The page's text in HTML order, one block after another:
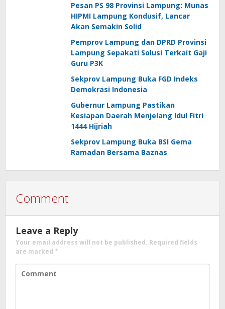
Pesan PS 98 Provinsi Lampung: Munas
HIPMI Lampung Kondusif, Lancar
Akan Semakin Solid
Pemprov Lampung dan DPRD Provinsi
Lampung Sepakati Solusi Terkait Gaji
Guru P3K
Sekprov Lampung Buka FGD Indeks
Demokrasi Indonesia
Gubernur Lampung Pastikan
Kesiapan Daerah Menjelang Idul Fitri
1444 Hijriah
Sekprov Lampung Buka BSI Gema
Ramadan Bersama Baznas
Comment
Leave a Reply
Your email address will not be published. Required fields
are marked *